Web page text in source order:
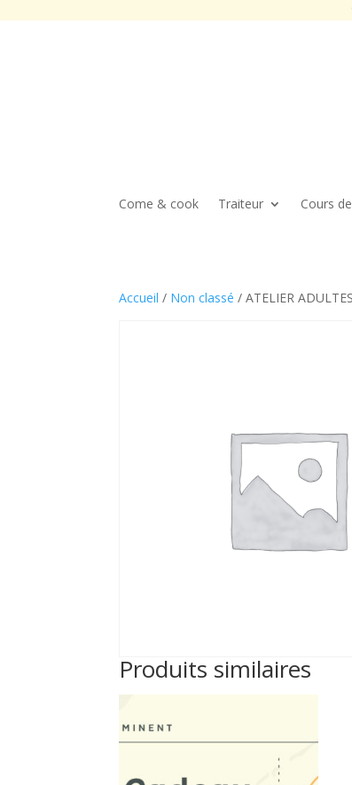
Come & cook Traiteur Cours
Accueil / Non classé / ATELIER
Produits similaires